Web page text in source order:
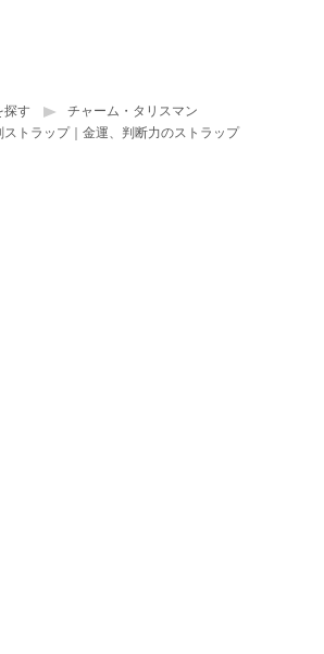
探す
チャーム・タリスマン
トラップ｜金運、判断力のストラップ